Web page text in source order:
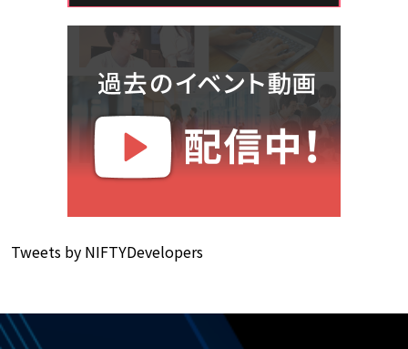
Tweets by NIFTYDevelopers